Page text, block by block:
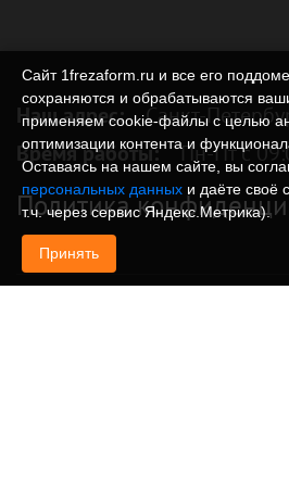
Наш адрес: Санкт-
Время работы: Пн-Пт с
Политика
Сайт 1frezaform.ru и все его
сохраняются и обрабатываются
применяем cookie‑файлы с целью
оптимизации контента и
Оставаясь на нашем сайте, вы
персональных данных и даёте своё
т.ч. через сервис Яндекс.Метрика).
Принять